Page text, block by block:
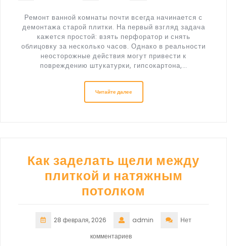
Ремонт ванной комнаты почти всегда начинается с
демонтажа старой плитки. На первый взгляд задача
кажется простой: взять перфоратор и снять
облицовку за несколько часов. Однако в реальности
неосторожные действия могут привести к
повреждению штукатурки, гипсокартона,…
Читайте далее
Как заделать щели между
плиткой и натяжным
потолком
28 февраля, 2026 admin
Нет
комментариев